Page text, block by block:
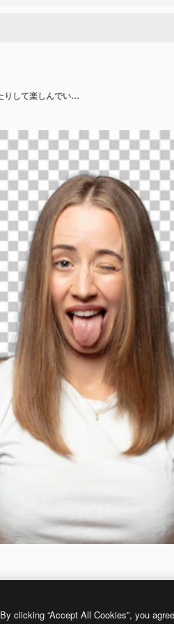
陽気なのんきな反抗的な態度で冗談を言ったり、舌を突き出したりして楽しんでいます
By clicking “Accept All Cookies”, you